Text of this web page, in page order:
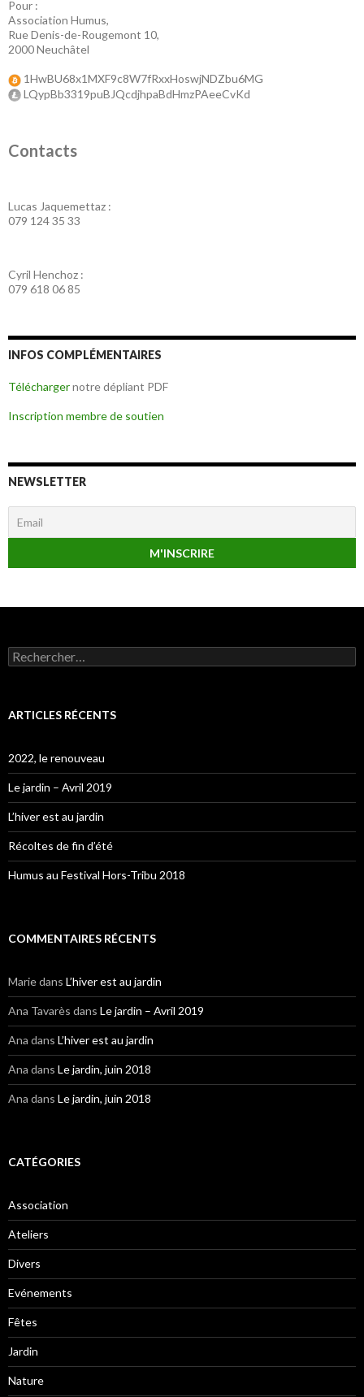
Pour :
Association Humus,
Rue Denis-de-Rougemont 10,
2000 Neuchâtel
1HwBU68x1MXF9c8W7fRxxHoswjNDZbu6MG
LQypBb3319puBJQcdjhpaBdHmzPAeeCvKd
Contacts
Lucas Jaquemettaz :
079 124 35 33
Cyril Henchoz :
079 618 06 85
INFOS COMPLÉMENTAIRES
Téléchargernotre dépliant PDF
Inscription membre de soutien
NEWSLETTER
Rechercher :
ARTICLES RÉCENTS
2022, le renouveau
Le jardin – Avril 2019
L’hiver est au jardin
Récoltes de fin d’été
Humus au Festival Hors-Tribu 2018
COMMENTAIRES RÉCENTS
Mariedans L’hiver est au jardin
Ana Tavarès dans Le jardin – Avril 2019
Ana dans L’hiver est au jardin
Ana dans Le jardin, juin 2018
Ana dans Le jardin, juin 2018
CATÉGORIES
Association
Ateliers
Divers
Evénements
Fêtes
Jardin
Nature